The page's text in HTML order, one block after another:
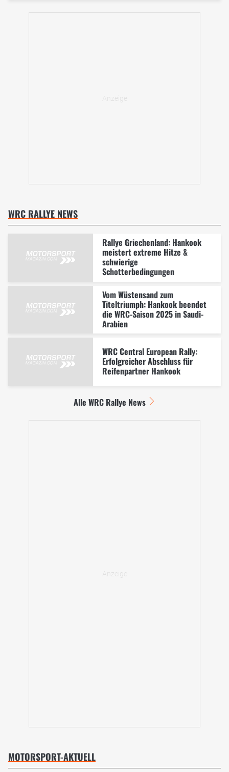
WRC RALLYE NEWS
Rallye Griechenland: Hankook
meistert extreme Hitze &
schwierige
Schotterbedingungen
Vom Wüstensand zum
Titeltriumph: Hankook beendet
die WRC-Saison 2025 in Saudi-
Arabien
WRC Central European Rally:
Erfolgreicher Abschluss für
Reifenpartner Hankook
Alle WRC Rallye News
MOTORSPORT-AKTUELL